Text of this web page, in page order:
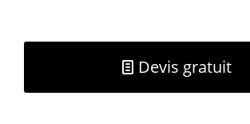
Devis gratuit